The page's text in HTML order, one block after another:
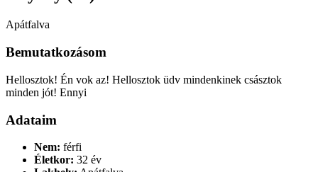
Apátfalva
Bemutatkozásom
Hellosztok! Én vok az! Hellosztok üdv mindenkinek császtok
minden jót! Ennyi
Adataim
Nem: férfi
Életkor: 32 év